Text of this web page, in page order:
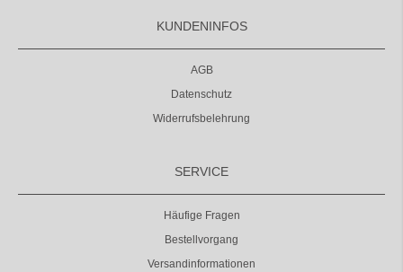
KUNDENINFOS
AGB
Datenschutz
Widerrufsbelehrung
SERVICE
Häufige Fragen
Bestellvorgang
Versandinformationen